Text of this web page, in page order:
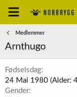
Medlemmer
Arnthugo
Fødselsdag
24 Mai 1980 (Alder:
Gender